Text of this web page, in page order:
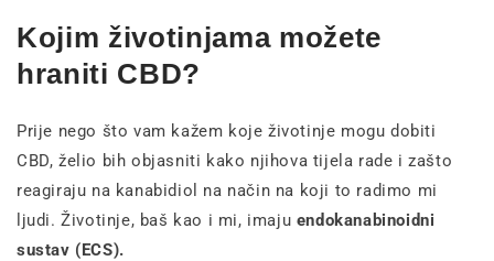
Kojim životinjama možete
hraniti CBD?
Prije nego što vam kažem koje životinje mogu dobiti
CBD, želio bih objasniti kako njihova tijela rade i zašto
reagiraju na kanabidiol na način na koji to radimo mi
ljudi. Životinje, baš kao i mi, imaju endokanabinoidni
sustav (ECS).